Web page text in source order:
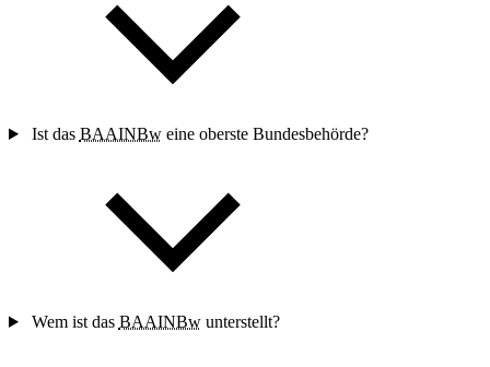
Ist das BAAINBweine oberste Bundesbehörde?
Wem ist das BAAINBwunterstellt?